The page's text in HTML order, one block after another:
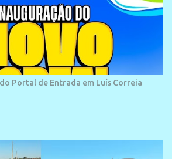
dunas em seu espaço geográfico. Não
a praia leva esse nome, e muitas das suas
ao longo do tempo. A praia é
e turistas, em geral veranistas
número, pessoas de estados vizinhos. O
praia é palco de amplos investimentos e
Portal de Entrada em Luís Correia